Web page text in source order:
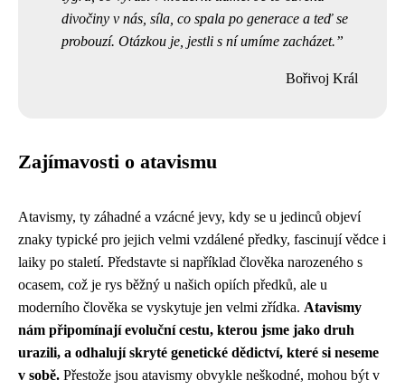
divočiny v nás, síla, co spala po generace a teď se
probouzí. Otázkou je, jestli s ní umíme zacházet.
Bořivoj Král
Zajímavosti o atavismu
Atavismy, ty záhadné a vzácné jevy, kdy se u jedinců objeví
znaky typické pro jejich velmi vzdálené předky, fascinují vědce i
laiky po staletí. Představte si například člověka narozeného s
ocasem, což je rys běžný u našich opiích předků, ale u
moderního člověka se vyskytuje jen velmi zřídka. Atavismy
nám připomínají evoluční cestu, kterou jsme jako druh
urazili, a odhalují skryté genetické dědictví, které si neseme
v sobě. Přestože jsou atavismy obvykle neškodné, mohou být v